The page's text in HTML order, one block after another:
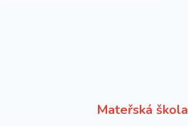
Mateřská škola